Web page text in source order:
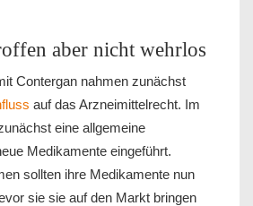
aber nicht wehrlos
Contergan nahmen zunächst
auf das Arzneimittelrecht. Im
eine allgemeine
Medikamente eingeführt.
sollten ihre Medikamente nun
sie sie auf den Markt bringen